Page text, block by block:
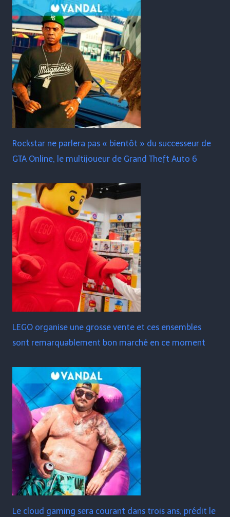
Rockstar ne parlera pas « bientôt » du successeur de
GTA Online, le multijoueur de Grand Theft Auto 6
LEGO organise une grosse vente et ces ensembles
sont remarquablement bon marché en ce moment
Le cloud gaming sera courant dans trois ans, prédit le